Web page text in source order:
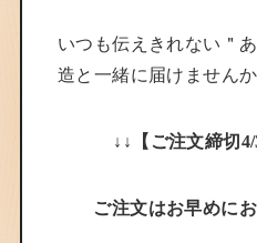
いつも伝えきれない＂
造と一緒に届けませんか
↓↓【ご注文締切
ご注文はお早めに